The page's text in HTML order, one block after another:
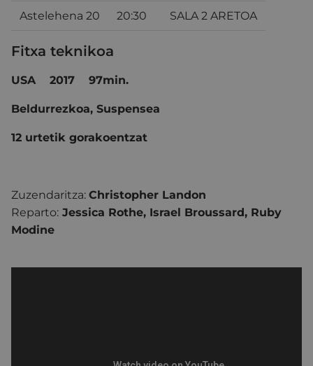
Astelehena 20 20:30 SALA 2 ARETOA
Fitxa teknikoa
USA 2017 97min.
Beldurrezkoa, Suspensea
12 urtetik gorakoentzat
Zuzendaritza: Christopher Landon
Reparto: Jessica Rothe, Israel Broussard, Ruby
Modine